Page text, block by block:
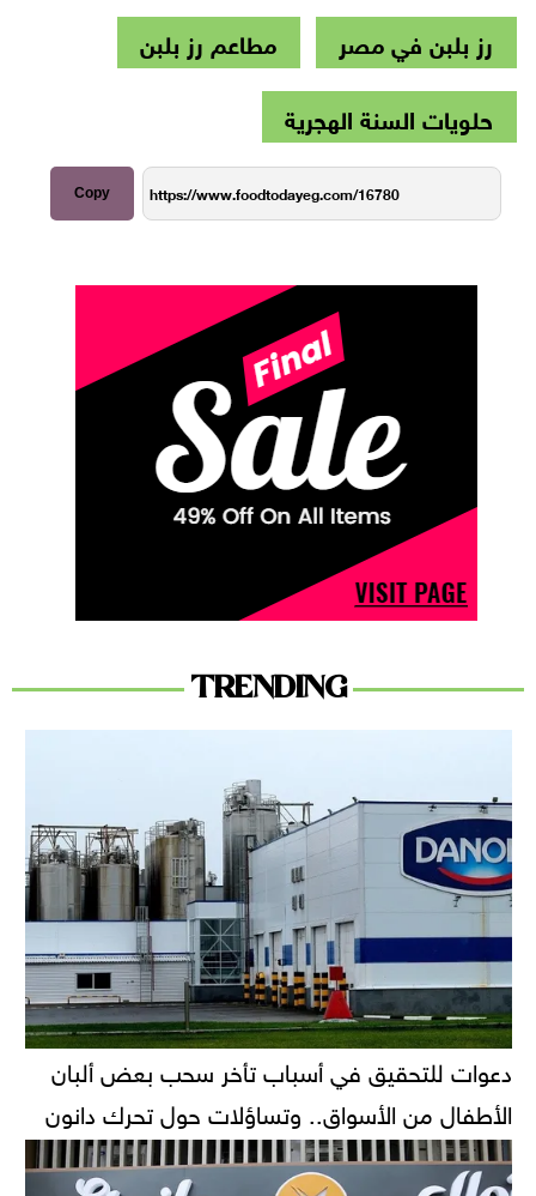
رز بلبن في مصر
مطاعم رز بلبن
حلويات السنة الهجرية
Copy
TRENDING
دعوات للتحقيق في أسباب تأخر سحب بعض ألبان
الأطفال من الأسواق.. وتساؤلات حول تحرك دانون